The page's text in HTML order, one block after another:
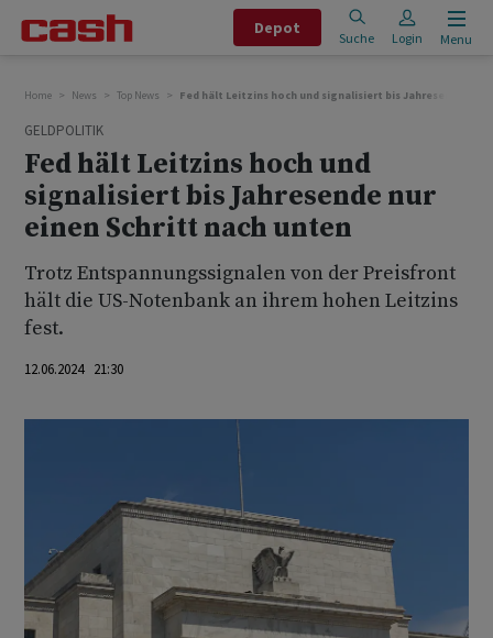
Depot
Suche Login Menu
Home News Top News Fed hält Leitzins hoch und signalisiert bis Jahresende nur
GELDPOLITIK
Fed hält Leitzins hoch und
signalisiert bis Jahresende nur
einen Schritt nach unten
Trotz Entspannungssignalen von der Preisfront
hält die US-Notenbank an ihrem hohen Leitzins
fest.
12.06.2024 21:30